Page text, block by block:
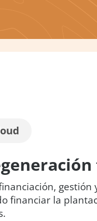
gestión
financiar la